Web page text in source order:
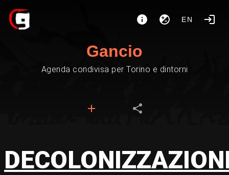
EN
Gancio
Agenda condivisa per Torino e dintorni